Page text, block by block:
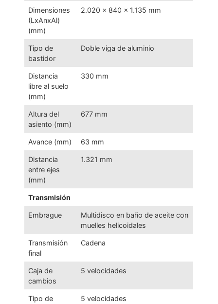
Dimensiones
(LxAnxAl)
(mm)
2.020 × 840 × 1.135 mm
Tipo de
bastidor
Doble viga de aluminio
Distancia
libre al suelo
(mm)
330 mm
Altura del
asiento (mm)
677 mm
Avance (mm) 63 mm
Distancia
entre ejes
(mm)
1.321 mm
Transmisión
Embrague
Multidisco en baño de aceite con
muelles helicoidales
Transmisión
final
Cadena
Caja de
cambios
5 velocidades
Tipo de
5 velocidades